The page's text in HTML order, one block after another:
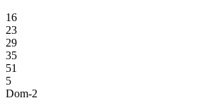
16
23
29
35
51
5
Dom-2